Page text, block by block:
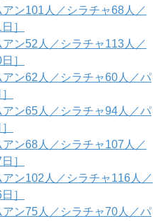
ン101人／シラチャ68人／
］
ン52人／シラチャ113人／
］
ン62人／シラチャ60人／パ
ン65人／シラチャ94人／パ
ン68人／シラチャ107人／
］
ン102人／シラチャ116人／
］
ン75人／シラチャ70人／パ